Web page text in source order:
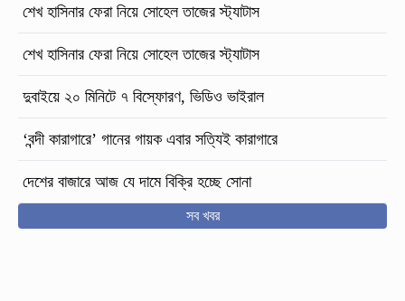
শেখ হাসিনার ফেরা নিয়ে সোহেল তাজের স্ট্যাটাস
শেখ হাসিনার ফেরা নিয়ে সোহেল তাজের স্ট্যাটাস
দুবাইয়ে ২০ মিনিটে ৭ বিস্ফোরণ, ভিডিও ভাইরাল
‘বন্দী কারাগারে’ গানের গায়ক এবার সত্যিই কারাগারে
দেশের বাজারে আজ যে দামে বিক্রি হচ্ছে সোনা
সব খবর